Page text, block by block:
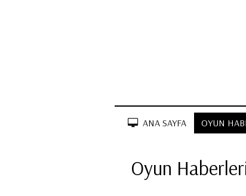
ANA SAYFA OYUN
Oyun